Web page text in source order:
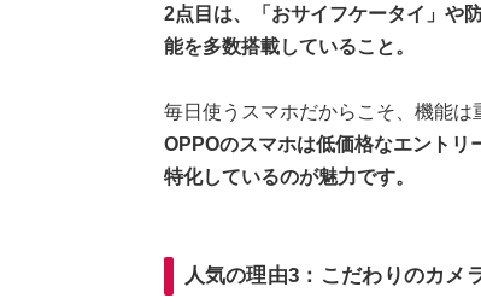
2点目は、「おサイフケータイ」や
能を多数搭載していること。
毎日使うスマホだからこそ、機能は
OPPOのスマホは低価格なエントリ
特化しているのが魅力です。
人気の理由3：こだわりのカメ